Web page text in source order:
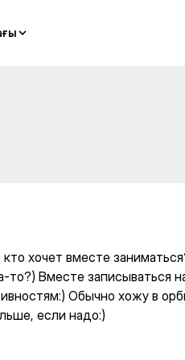
вместе
хочет вместе
то?) Вместе записываться
Обычно хожу в
если надо:)